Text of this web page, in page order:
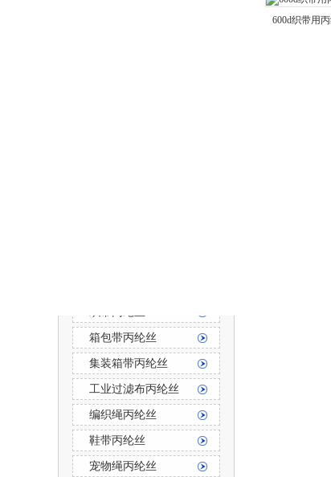
箱包带丙纶丝
集装箱带丙纶丝
工业过滤布丙纶丝
编织绳丙纶丝
鞋带丙纶丝
宠物绳丙纶丝
600d织带用